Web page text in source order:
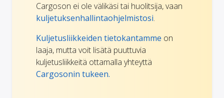
Cargoson ei ole välikäsi tai huolitsija, vaan
kuljetuksenhallintaohjelmistosi.
Kuljetusliikkeiden tietokantamme on
laaja, mutta voit lisätä puuttuvia
kuljetusliikkeitä ottamalla yhteyttä
Cargosonin tukeen.